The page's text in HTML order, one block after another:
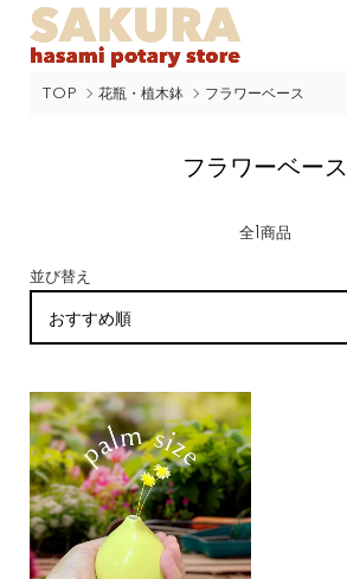
TOP 花瓶・植木鉢 フラワーベース
フラワーベース
全1商品
並び替え